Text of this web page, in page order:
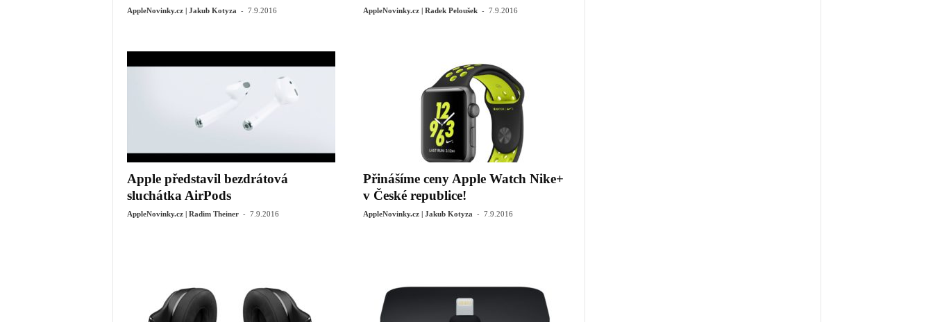
AppleNovinky.cz | Jakub Kotyza - 7.9.2016 AppleNovinky.cz | Radek Peloušek - 7.9.2016
Apple představil bezdrátová
sluchátka AirPods
AppleNovinky.cz | Radim Theiner - 7.9.2016
Přinášíme ceny Apple Watch Nike+
v České republice!
AppleNovinky.cz | Jakub Kotyza - 7.9.2016